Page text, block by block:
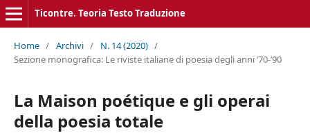
Ticontre. Teoria Testo Traduzione
Home / Archivi / N. 14 (2020) /
Sezione monografica: Le riviste italiane di poesia degli anni ’70-’90
La Maison poétique e gli operai
della poesia totale